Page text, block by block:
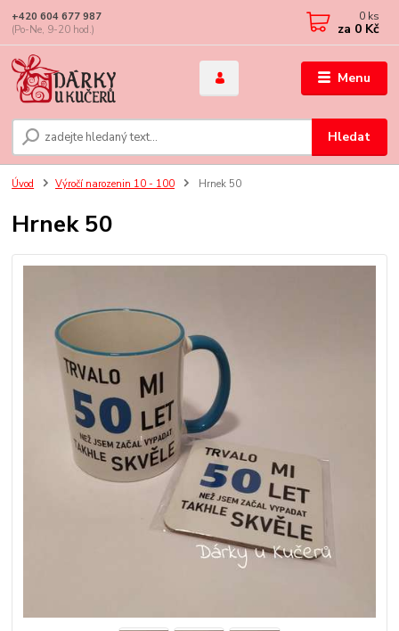
Menu
Hledat
+420 604 677 987
(Po-Ne, 9-20 hod.)
0 ks
za 0 Kč
Úvod Výročí narozenin 10 - 100 Hrnek 50
Hrnek 50